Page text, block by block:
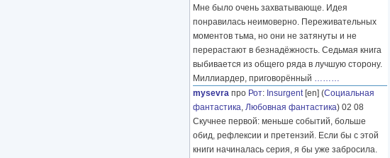
Мне было очень захватывающе. Идея
понравилась неимоверно. Переживательных
моментов тьма, но они не затянуты и не
перерастают в безнадёжность. Седьмая книга
выбивается из общего ряда в лучшую сторону.
Миллиардер, приговорённый ………
mysevra про Рот: Insurgent[en] (Социальная
фантастика, Любовная фантастика) 02 08
Скучнее первой: меньше событий, больше
обид, рефлексии и претензий. Если бы с этой
книги начиналась серия, я бы уже забросила.